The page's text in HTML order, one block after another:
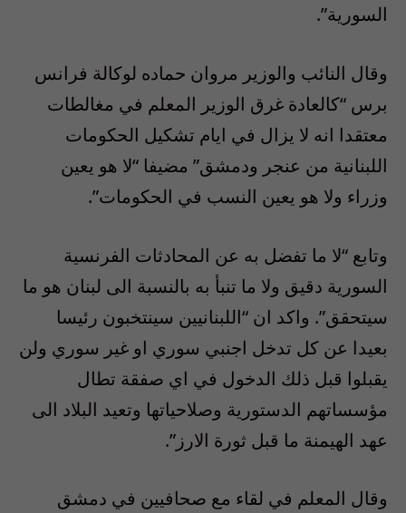
السورية”.
وقال النائب والوزير مروان حماده لوكالة فرانس
برس “كالعادة غرق الوزير المعلم في مغالطات
معتقدا انه لا يزال في ايام تشكيل الحكومات
اللبنانية من عنجر ودمشق” مضيفا “لا هو يعين
وزراء ولا هو يعين النسب في الحكومات”.
وتابع “لا ما تفضل به عن المحادثات الفرنسية
السورية دقيق ولا ما تنبأ به بالنسبة الى لبنان هو ما
سيتحقق”. واكد ان “اللبنانيين سينتخبون رئيسا
بعيدا عن كل تدخل اجنبي سوري او غير سوري ولن
يقبلوا قبل ذلك الدخول في اي صفقة تطال
مؤسساتهم الدستورية وصلاحياتها وتعيد البلاد الى
عهد الهيمنة ما قبل ثورة الارز”.
وقال المعلم في لقاء مع صحافيين في دمشق